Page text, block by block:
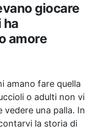
giocare
ha
amore
amano fare quella
o adulti non vi
vedere una palla. In
la storia di